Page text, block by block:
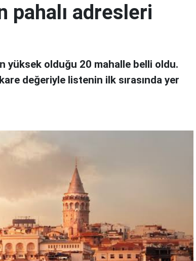
pahalı adresleri
yüksek olduğu 20 mahalle belli oldu.
değeriyle listenin ilk sırasında yer